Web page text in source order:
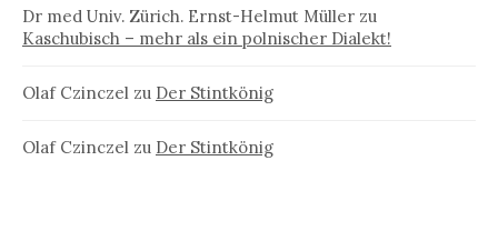
Dr med Univ. Zürich. Ernst-Helmut Müller zu
Kaschubisch – mehr als ein polnischer Dialekt!
Olaf Czinczel zu Der Stintkönig
Olaf Czinczel zu Der Stintkönig